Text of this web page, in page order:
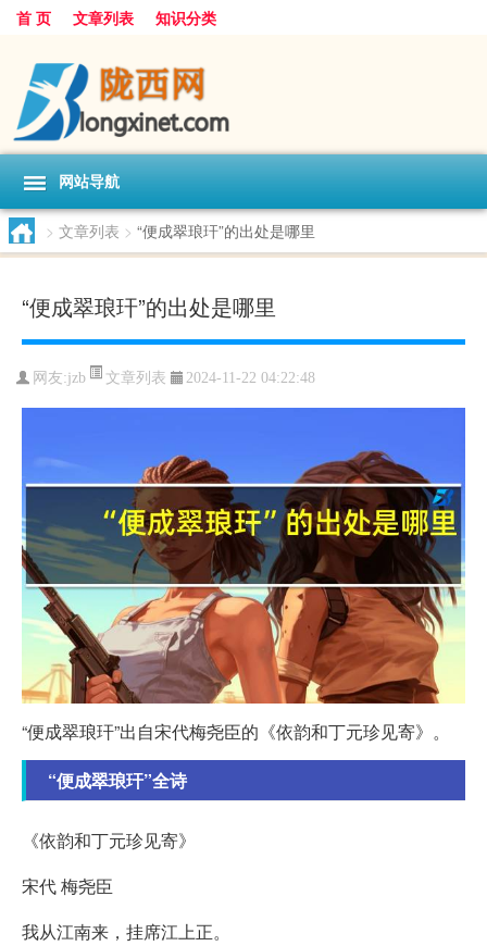
首 页 文章列表 知识分类
网站导航
> 文章列表 > “便成翠琅玕”的出处是哪里
“便成翠琅玕”的出处是哪里
网友:jzb 文章列表 2024-11-22 04:22:48
“便成翠琅玕”出自宋代梅尧臣的《依韵和丁元珍见寄》。
“便成翠琅玕”全诗
《依韵和丁元珍见寄》
宋代 梅尧臣
我从江南来，挂席江上正。